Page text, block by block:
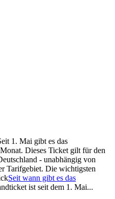
1. Mai gibt es das
Dieses Ticket gilt für den
- unabhängig von
Tarifgebiet. Die wichtigsten
Seit wann gibt es das
ist seit dem 1. Mai...